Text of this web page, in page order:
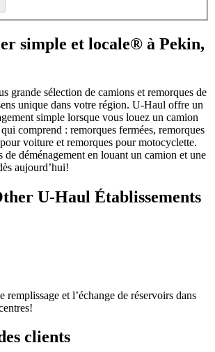
simple et locale® à Pekin,
grande sélection de camions et remorques de
unique dans votre région. U-Haul offre un
simple lorsque vous louez un camion
comprend : remorques fermées, remorques
voiture et remorques pour motocyclette.
déménagement en louant un camion et une
aujourd’hui!
U-Haul Établissements
remplissage et l’échange de réservoirs dans
clients